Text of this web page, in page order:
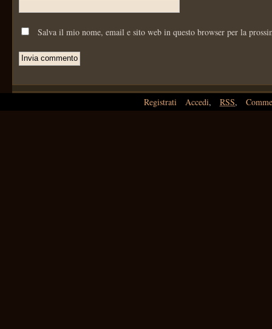
Salva il mio nome, email e sito web in questo browser per la
Registrati Accedi, RSS,